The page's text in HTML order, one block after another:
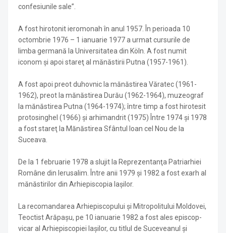
confesiunile sale”.
A fost hirotonit ieromonah în anul 1957. În perioada 10
octombrie 1976 – 1 ianuarie 1977 a urmat cursurile de
limba germană la Universita­tea din Köln. A fost numit
iconom şi apoi stareţ al mănăstirii Putna (1957-1961).
A fost apoi preot duhovnic la mănăstirea Văratec (1961-
1962), preot la mănăstirea Durău (1962-1964), muzeograf
la mănăs­tirea Putna (1964-1974); între timp a fost hirotesit
protosinghel (1966) şi arhiman­drit (1975) Între 1974 şi 1978
a fost stareţ la Mănăstirea Sfântul loan cel Nou de la
Suceava.
De la 1 februarie 1978 a slujit la Reprezentanţa Patriarhiei
Române din Ierusalim. Între anii 1979 şi 1982 a fost exarh al
mănăstirilor din Arhiepiscopia laşilor.
La recomandarea Arhiepiscopului şi Mitropo­litului Moldovei,
Teoctist Arăpaşu, pe 10 ianuarie 1982 a fost ales episcop-
vicar al Arhiepiscopiei Iaşilor, cu titlul de Sucevea­nul şi